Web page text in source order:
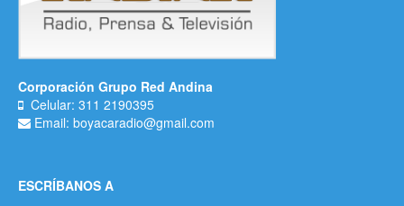
Corporación Grupo Red Andina
Celular: 311 2190395
Email: boyacaradio@gmail.com
ESCRÍBANOS A